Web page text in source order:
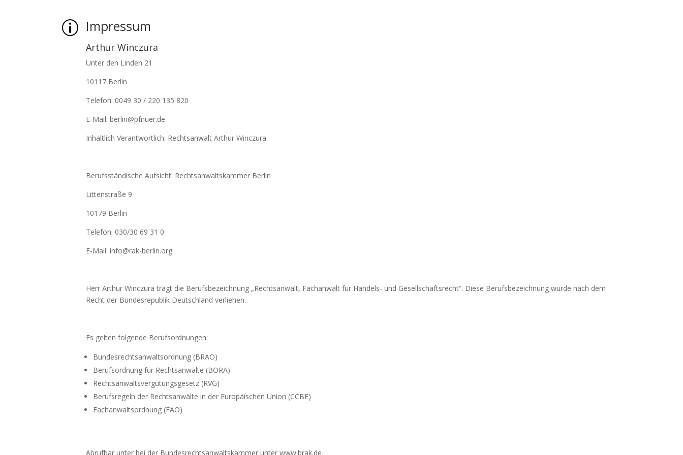
p Impressum
Arthur Winczura
Unter den Linden 21
10117 Berlin
Telefon: 0049 30 / 220 135 820
E-Mail: berlin@pfnuer.de
Inhaltlich Verantwortlich: Rechtsanwalt Arthur Winczura
Berufsständische Aufsicht: Rechtsanwaltskammer Berlin
Littenstraße 9
10179 Berlin
Telefon: 030/30 69 31 0
E-Mail: info@rak-berlin.org
Herr Arthur Winczura trägt die Berufsbezeichnung „Rechtsanwalt, Fachanwalt für Handels- und Gesellschaftsrecht“. Diese Berufsbezeichnung wurde nach dem
Recht der Bundesrepublik Deutschland verliehen.
Es gelten folgende Berufsordnungen:
Bundesrechtsanwaltsordnung (BRAO)
Berufsordnung für Rechtsanwälte (BORA)
Rechtsanwaltsvergütungsgesetz (RVG)
Berufsregeln der Rechtsanwälte in der Europäischen Union (CCBE)
Fachanwaltsordnung (FAO)
Abrufbar unter bei der Bundesrechtsanwaltskammer unter www.brak.de.